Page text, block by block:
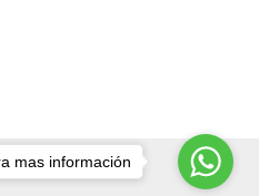
mas información